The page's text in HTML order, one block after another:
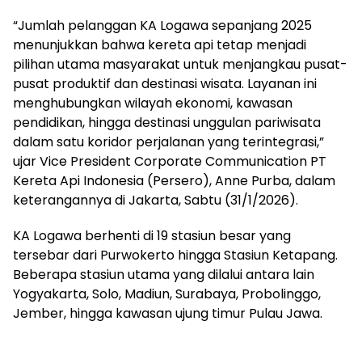
“Jumlah pelanggan KA Logawa sepanjang 2025
menunjukkan bahwa kereta api tetap menjadi
pilihan utama masyarakat untuk menjangkau pusat-
pusat produktif dan destinasi wisata. Layanan ini
menghubungkan wilayah ekonomi, kawasan
pendidikan, hingga destinasi unggulan pariwisata
dalam satu koridor perjalanan yang terintegrasi,”
ujar Vice President Corporate Communication PT
Kereta Api Indonesia (Persero), Anne Purba, dalam
keterangannya di Jakarta, Sabtu (31/1/2026).
KA Logawa berhenti di 19 stasiun besar yang
tersebar dari Purwokerto hingga Stasiun Ketapang.
Beberapa stasiun utama yang dilalui antara lain
Yogyakarta, Solo, Madiun, Surabaya, Probolinggo,
Jember, hingga kawasan ujung timur Pulau Jawa.